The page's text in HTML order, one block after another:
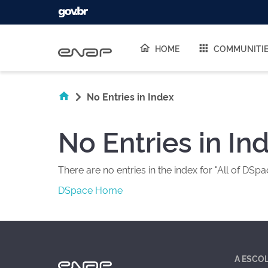
HOME
No Entries in Index
No Entries in
There are no entries in the index for "All of
DSpace Home
A